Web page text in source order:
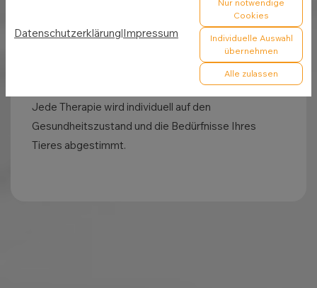
Sprechstunde
mit Vorsorge, Impfungen, Beratung und
Behandlung akuter Beschwerden
Jede Therapie wird individuell auf den
Gesundheitszustand und die Bedürfnisse Ihres
Tieres abgestimmt.
Datenschutzerklärung|Impressum
Nur notwendige
Cookies
Individuelle Auswahl
übernehmen
Alle zulassen